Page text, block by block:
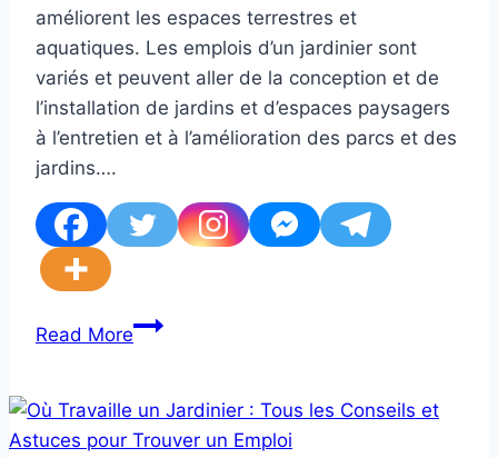
améliorent les espaces terrestres et
aquatiques. Les emplois d’un jardinier sont
variés et peuvent aller de la conception et de
l’installation de jardins et d’espaces paysagers
à l’entretien et à l’amélioration des parcs et des
jardins….
Read MoreCompétences
Devenir
Jardinier: